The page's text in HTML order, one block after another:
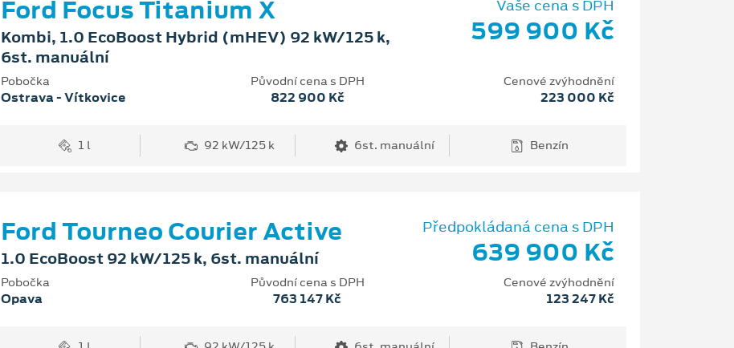
Ford Focus Titanium X
Kombi, 1.0 EcoBoost Hybrid (mHEV) 92 kW/125 k,
6st. manuální
Vaše cena s DPH
599 900 Kč
Pobočka
Ostrava - Vítkovice
Původní cena s DPH
822 900 Kč
Cenové zvýhodnění
223 000 Kč
1 l 92 kW/125 k 6st. manuální Benzín
Ford Tourneo Courier Active
1.0 EcoBoost 92 kW/125 k, 6st. manuální
Předpokládaná cena s DPH
639 900 Kč
Pobočka
Opava
Původní cena s DPH
763 147 Kč
Cenové zvýhodnění
123 247 Kč